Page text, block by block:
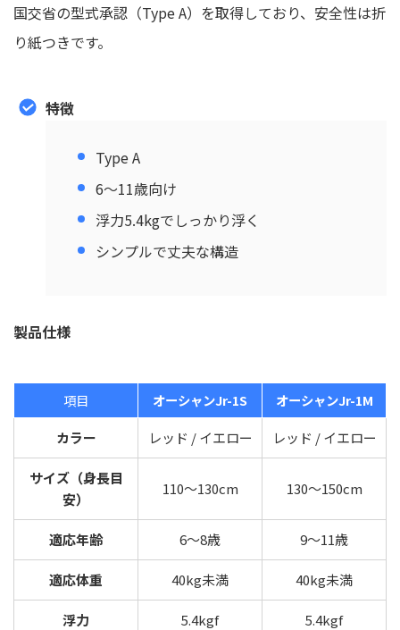
国交省の型式承認（Type A）を取得しており、安全性は折
り紙つきです。
特徴
Type A
6〜11歳向け
浮力5.4kgでしっかり浮く
シンプルで丈夫な構造
製品仕様
項目 オーシャンJr-1S
オーシャンJr-1M
カラー
レッド / イエロー レッド / イエロー
サイズ（身長目
安）
110～130cm 130～150cm
適応年齢 6～8歳 9～11歳
適応体重 40kg未満 40kg未満
浮力 5.4kgf 5.4kgf